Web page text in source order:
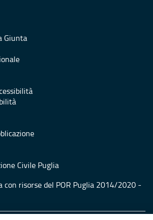
Giunta
Civile Puglia
con risorse del POR Puglia 2014/2020 -